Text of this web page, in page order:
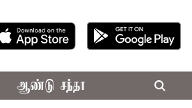
ஆண்டு சந்தா